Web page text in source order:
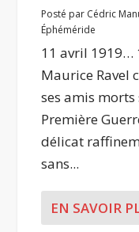
Posté par Cédric
Éphéméride
11 avril 1919…
Maurice Ravel
ses amis
Première
délicat
sans...
EN SAVOIR